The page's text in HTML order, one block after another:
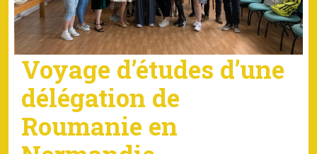
Voyage d’études d’une
délégation de
Roumanie en